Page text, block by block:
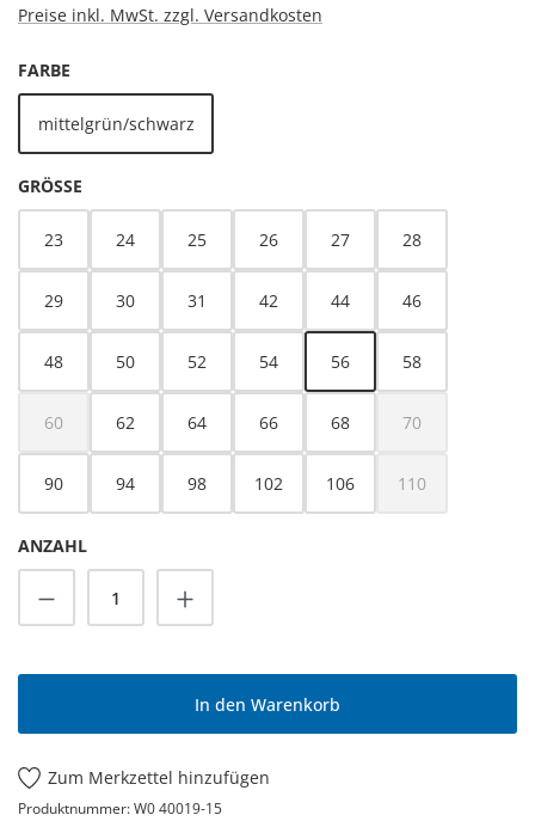
Preise inkl. MwSt. zzgl. Versandkosten
FARBE
mittelgrün/schwarz
GRÖSSE
23 24 25 26 27 28
29 30 31 42 44 46
48 50 52 54 56 58
60
(Diese Option ist zurzeit nicht verfügbar.)
62 64 66 68 70
(Diese Option ist
90 94 98 102 106 110
(Diese Option ist
ANZAHL
Produkt Anzahl: Gib den gewünschten
In den Warenkorb
Zum Merkzettel hinzufügen
Produktnummer:W0 40019-15